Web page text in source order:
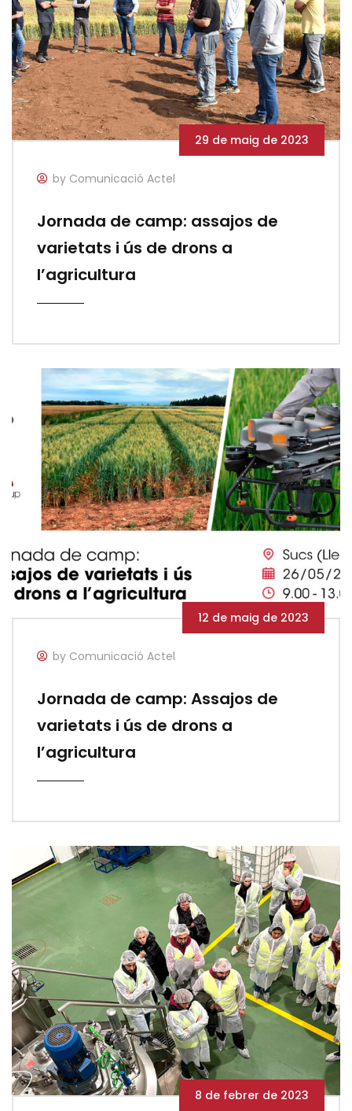
29 de maig de 2023
by Comunicació Actel
Jornada de camp: assajos de
varietats i ús de drons a
l’agricultura
12 de maig de 2023
by Comunicació Actel
Jornada de camp: Assajos de
varietats i ús de drons a
l’agricultura
8 de febrer de 2023